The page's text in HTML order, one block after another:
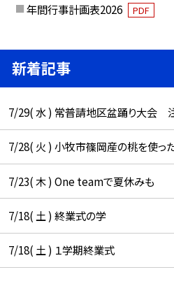
年間行事計画表2026 PDF
新着記事
7/29( 水 ) 常普請地区盆踊り大会
7/28( 火 ) 小牧市篠岡産の桃を使っ
7/23( 木 ) One teamで夏休みも
7/18( 土 ) 終業式の学
7/18( 土 ) １学期終業式